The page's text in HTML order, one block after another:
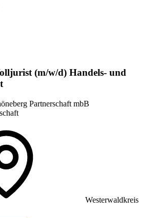
(m/w/d) Handels- und
Partnerschaft mbB
Westerwaldkreis